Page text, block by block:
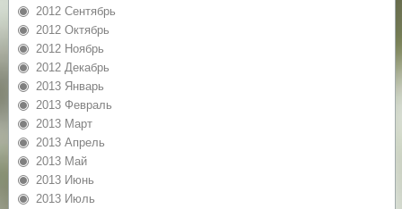
2012 Сентябрь
2012 Октябрь
2012 Ноябрь
2012 Декабрь
2013 Январь
2013 Февраль
2013 Март
2013 Апрель
2013 Май
2013 Июнь
2013 Июль